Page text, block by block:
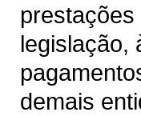
legislação,
demais